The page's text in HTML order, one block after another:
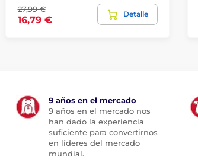
27,99 €
16,79 €
Detalle
9 años en el mercado
9 años en el mercado nos
han dado la experiencia
suficiente para convertirnos
en líderes del mercado
mundial.